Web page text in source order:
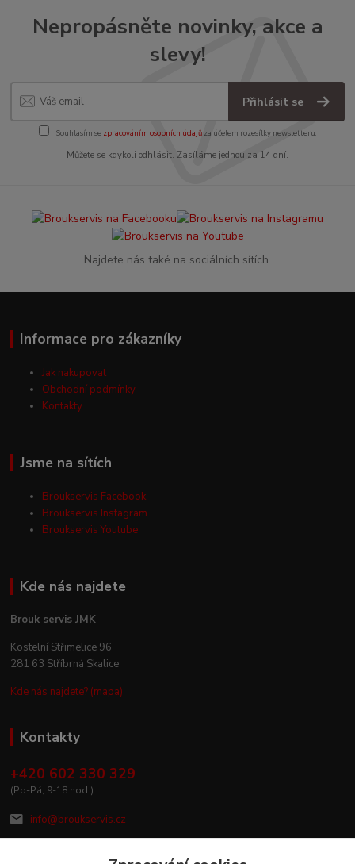
Nepropásněte novinky, akce a
slevy!
Přihlásit se
Souhlasím se zpracováním osobních údajůza účelem rozesílky newsletteru.
Můžete se kdykoli odhlásit. Zasíláme jednou za 14 dní.
Najdete nás také na sociálních sítích.
Informace pro zákazníky
Jak nakupovat
Obchodní podmínky
Kontakty
Jsme na sítích
Broukservis Facebook
Broukservis Instagram
Broukservis Youtube
Kde nás najdete
Brouk servis JMK
Kostelní Střimelice 96
281 63 Stříbrná Skalice
Kde nás najdete? (mapa)
Kontakty
+420 602 330 329
(Po-Pá, 9-18 hod.)
info@broukservis.cz